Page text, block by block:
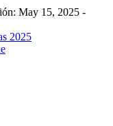
May 15, 2025 -
2025